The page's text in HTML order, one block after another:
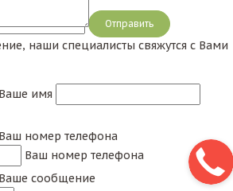
Сообщение
наши специалисты свяжутся с Вами
имя
номер телефона
Ваш номер телефона
сообщение